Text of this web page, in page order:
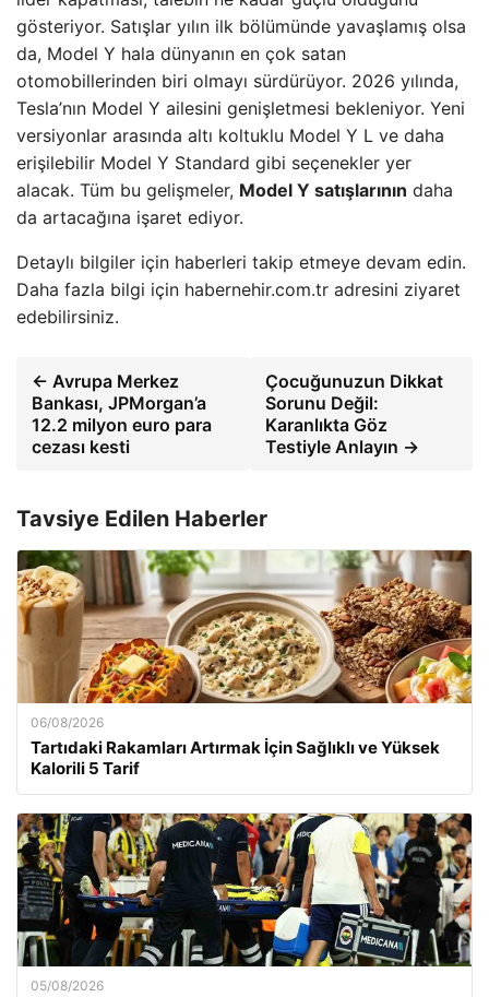
gösteriyor. Satışlar yılın ilk bölümünde yavaşlamış olsa
da, Model Y hala dünyanın en çok satan
otomobillerinden biri olmayı sürdürüyor. 2026 yılında,
Tesla’nın Model Y ailesini genişletmesi bekleniyor. Yeni
versiyonlar arasında altı koltuklu Model Y L ve daha
erişilebilir Model Y Standard gibi seçenekler yer
alacak. Tüm bu gelişmeler, Model Y satışlarının daha
da artacağına işaret ediyor.
Detaylı bilgiler için haberleri takip etmeye devam edin.
Daha fazla bilgi için habernehir.com.tr adresini ziyaret
edebilirsiniz.
← Avrupa Merkez
Bankası, JPMorgan’a
12.2 milyon euro para
cezası kesti
Çocuğunuzun Dikkat
Sorunu Değil:
Karanlıkta Göz
Testiyle Anlayın →
Tavsiye Edilen Haberler
06/08/2026
Tartıdaki Rakamları Artırmak İçin Sağlıklı ve Yüksek
Kalorili 5 Tarif
05/08/2026